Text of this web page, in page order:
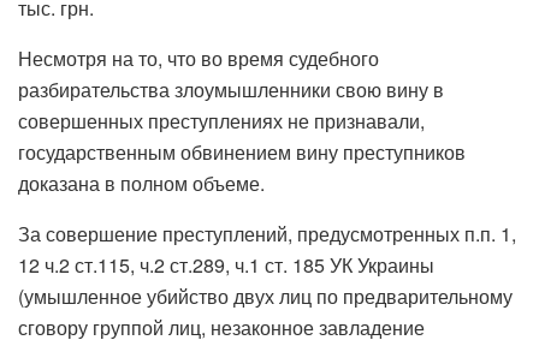
тыс. грн.
Несмотря на то, что во время судебного
разбирательства злоумышленники свою вину в
совершенных преступлениях не признавали,
государственным обвинением вину преступников
доказана в полном объеме.
За совершение преступлений, предусмотренных п.п. 1,
12 ч.2 ст.115, ч.2 ст.289, ч.1 ст. 185 УК Украины
(умышленное убийство двух лиц по предварительному
сговору группой лиц, незаконное завладение